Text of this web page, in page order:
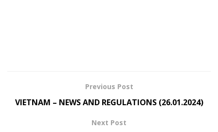
Previous Post
VIETNAM – NEWS AND REGULATIONS (26.01.2024)
Next Post